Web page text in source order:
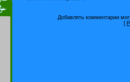
Добавлять комментарии
[